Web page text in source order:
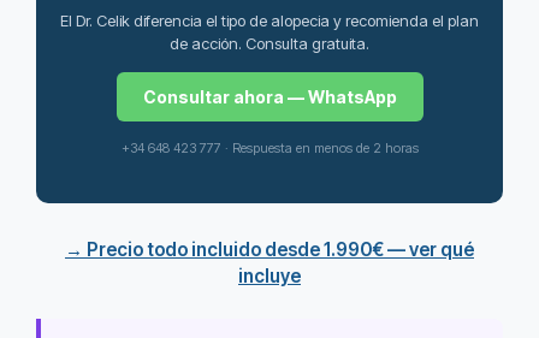
El Dr. Celik diferencia el tipo de alopecia y recomienda el plan
de acción. Consulta gratuita.
Consultar ahora — WhatsApp
+34 648 423 777 · Respuesta en menos de 2 horas
→ Precio todo incluido desde 1.990€ — ver qué
incluye